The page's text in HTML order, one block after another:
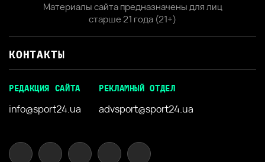
Материалы сайта предназначены для лиц
старше 21 года (21+)
КОНТАКТЫ
РЕДАКЦИЯ САЙТА
info@sport24.ua
РЕКЛАМНЫЙ ОТДЕЛ
advsport@sport24.ua